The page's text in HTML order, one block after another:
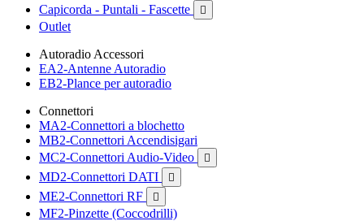
Capicorda - Puntali - Fascette

Outlet
Autoradio Accessori
EA2-Antenne Autoradio
EB2-Plance per autoradio
Connettori
MA2-Connettori a blochetto
MB2-Connettori Accendisigari
MC2-Connettori Audio-Video

MD2-Connettori DATI 
ME2-Connettori RF 
MF2-Pinzette (Coccodrilli)